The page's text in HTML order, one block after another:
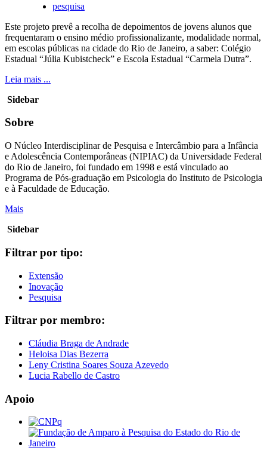
pesquisa
Este projeto prevê a recolha de depoimentos de jovens alunos que
frequentaram o ensino médio profissionalizante, modalidade normal,
em escolas públicas na cidade do Rio de Janeiro, a saber: Colégio
Estadual “Júlia Kubistcheck” e Escola Estadual “Carmela Dutra”.
Leia mais ...
Sidebar
Sobre
O Núcleo Interdisciplinar de Pesquisa e Intercâmbio para a Infância
e Adolescência Contemporâneas (NIPIAC) da Universidade Federal
do Rio de Janeiro, foi fundado em 1998 e está vinculado ao
Programa de Pós-graduação em Psicologia do Instituto de Psicologia
e à Faculdade de Educação.
Mais
Sidebar
Filtrar por tipo:
Extensão
Inovação
Pesquisa
Filtrar por membro:
Cláudia Braga de Andrade
Heloisa Dias Bezerra
Leny Cristina Soares Souza Azevedo
Lucia Rabello de Castro
Apoio